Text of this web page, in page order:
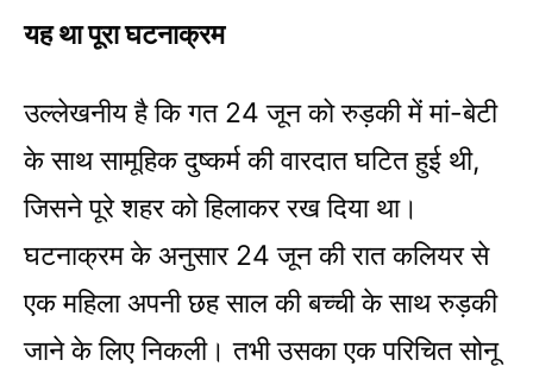
यह था पूरा घटनाक्रम
उल्लेखनीय है कि गत 24 जून को रुड़की में मां-बेटी
के साथ सामूहिक दुष्कर्म की वारदात घटित हुई थी,
जिसने पूरे शहर को हिलाकर रख दिया था।
घटनाक्रम के अनुसार 24 जून की रात कलियर से
एक महिला अपनी छह साल की बच्ची के साथ रुड़की
जाने के लिए निकली। तभी उसका एक परिचित सोनू